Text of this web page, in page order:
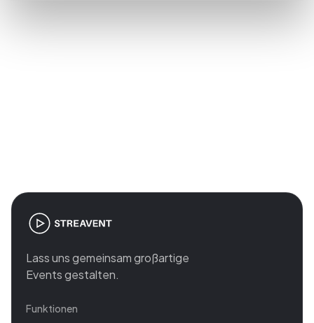
Lass uns gemeinsam großartige
Events gestalten.
Funktionen